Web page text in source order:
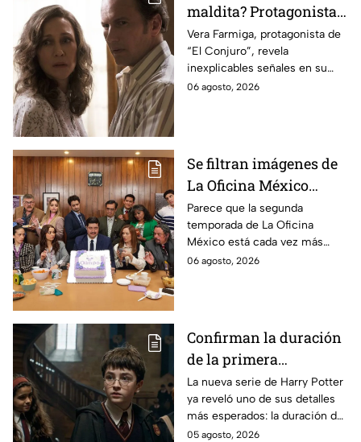
maldita? Protagonista
revela INQUIETANTES
señales en su cuerpo
durante la grabación de
la película
Vera Farmiga, protagonista de
“El Conjuro”, revela
inexplicables señales en su
cuerpo durante el rodaje de la
06 agosto, 2026
Se filtran imágenes de
La Oficina México
temporada 2 y un
detalle desata teorías
entre los fans
Parece que la segunda
temporada de La Oficina
México está cada vez más
cerca, pues el elenco ya se
06 agosto, 2026
Confirman la duración
de la primera
temporada de Harry
Potter y emocionará a
los fans de los libros
La nueva serie de Harry Potter
ya reveló uno de sus detalles
más esperados: la duración de
la primera temporada basada
05 agosto, 2026